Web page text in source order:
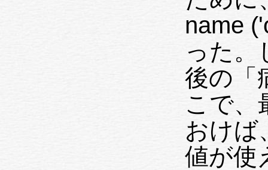
name
った。
後の
こで、
おけば
値が使